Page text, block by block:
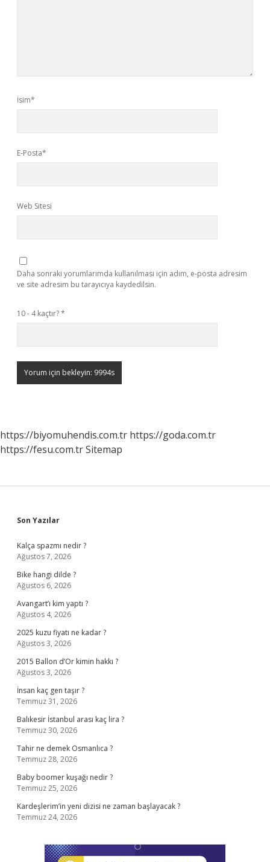
İsim*
E-Posta*
Web Sitesi
Daha sonraki yorumlarımda kullanılması için adım, e-posta adresim
ve site adresim bu tarayıcıya kaydedilsin.
10 - 4 kaçtır?*
https://biyomuhendis.com.tr https://goda.com.tr
https://fesu.com.trSitemap
Sidebar
Son Yazılar
Kalça spazmı nedir ?
Ağustos 7, 2026
Bike hangi dilde ?
Ağustos 6, 2026
Avangart’ı kim yaptı ?
Ağustos 4, 2026
2025 kuzu fiyatı ne kadar ?
Ağustos 3, 2026
2015 Ballon d’Or kimin hakkı ?
Ağustos 3, 2026
İnsan kaç gen taşır ?
Temmuz 31, 2026
Balıkesir İstanbul arası kaç lira ?
Temmuz 30, 2026
Tahir ne demek Osmanlıca ?
Temmuz 28, 2026
Baby boomer kuşağı nedir ?
Temmuz 25, 2026
Kardeşlerim’in yeni dizisi ne zaman başlayacak ?
Temmuz 24, 2026